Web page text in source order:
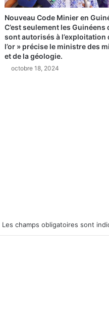
Nouveau Code Minier en
C’est seulement les Guinéens
sont autorisés à l’exploitation
l’or » précise le ministre des
et de la géologie.
octobre 18, 2024
Les champs obligatoires sont